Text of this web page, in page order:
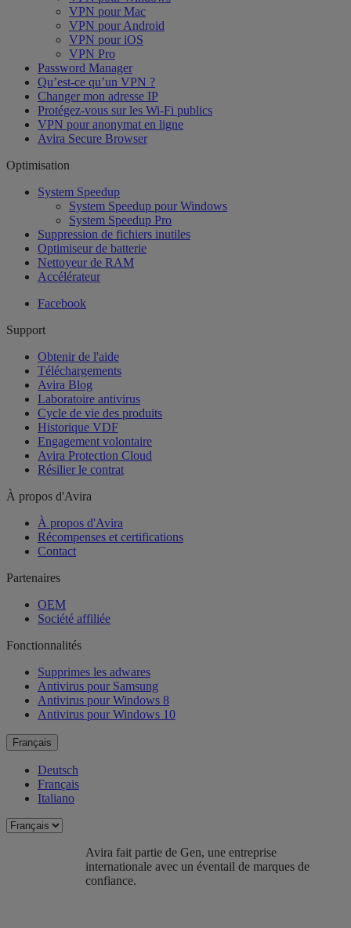
VPN pour Mac
VPN pour Android
VPN pour iOS
VPN Pro
Password Manager
Qu’est-ce qu’un VPN ?
Changer mon adresse IP
Protégez-vous sur les Wi-Fi publics
VPN pour anonymat en ligne
Avira Secure Browser
Optimisation
System Speedup
System Speedup pour Windows
System Speedup Pro
Suppression de fichiers inutiles
Optimiseur de batterie
Nettoyeur de RAM
Accélérateur
Facebook
Support
Obtenir de l'aide
Téléchargements
Avira Blog
Laboratoire antivirus
Cycle de vie des produits
Historique VDF
Engagement volontaire
Avira Protection Cloud
Résilier le contrat
À propos d'Avira
À propos d'Avira
Récompenses et certifications
Contact
Partenaires
OEM
Société affiliée
Fonctionnalités
Supprimes les adwares
Antivirus pour Samsung
Antivirus pour Windows 8
Antivirus pour Windows 10
Français
Deutsch
Français
Italiano
Avira fait partie de Gen, une entreprise
internationale avec un éventail de marques de
confiance.​